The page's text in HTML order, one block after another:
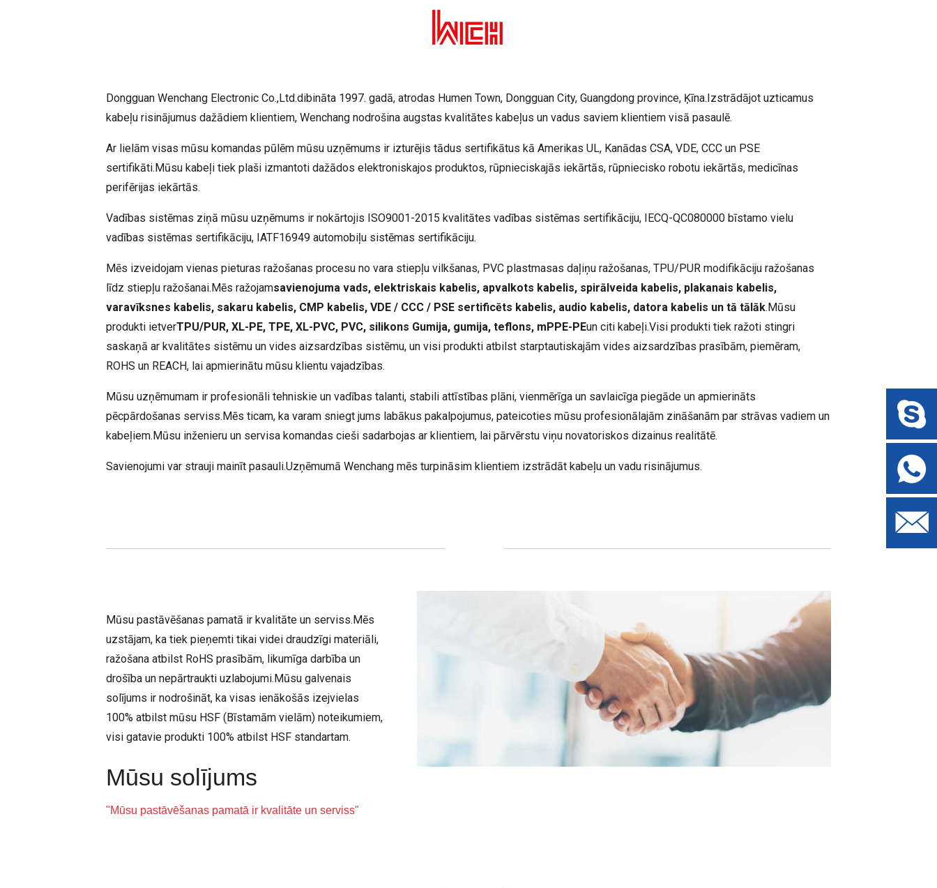
Dongguan Wenchang Electronic Co.,Ltd.dibināta 1997. gadā, atrodas Humen Town, Dongguan City, Guangdong province, Ķīna.Izstrādājot uzticamus
kabeļu risinājumus dažādiem klientiem, Wenchang nodrošina augstas kvalitātes kabeļus un vadus saviem klientiem visā pasaulē.
Ar lielām visas mūsu komandas pūlēm mūsu uzņēmums ir izturējis tādus sertifikātus kā Amerikas UL, Kanādas CSA, VDE, CCC un PSE
sertifikāti.Mūsu kabeļi tiek plaši izmantoti dažādos elektroniskajos produktos, rūpnieciskajās iekārtās, rūpniecisko robotu iekārtās, medicīnas
perifērijas iekārtās.
Vadības sistēmas ziņā mūsu uzņēmums ir nokārtojis ISO9001-2015 kvalitātes vadības sistēmas sertifikāciju, IECQ-QC080000 bīstamo vielu
vadības sistēmas sertifikāciju, IATF16949 automobiļu sistēmas sertifikāciju.
Mēs izveidojam vienas pieturas ražošanas procesu no vara stiepļu vilkšanas, PVC plastmasas daļiņu ražošanas, TPU/PUR modifikāciju ražošanas
līdz stiepļu ražošanai.Mēs ražojamsavienojuma vads, elektriskais kabelis, apvalkots kabelis, spirālveida kabelis, plakanais kabelis,
varavīksnes kabelis, sakaru kabelis, CMP kabelis, VDE / CCC / PSE sertificēts kabelis, audio kabelis, datora kabelis un tā tālāk.Mūsu
produkti ietverTPU/PUR, XL-PE, TPE, XL-PVC, PVC, silikons Gumija, gumija, teflons, mPPE-PEun citi kabeļi.Visi produkti tiek ražoti stingri
saskaņā ar kvalitātes sistēmu un vides aizsardzības sistēmu, un visi produkti atbilst starptautiskajām vides aizsardzības prasībām, piemēram,
ROHS un REACH, lai apmierinātu mūsu klientu vajadzības.
Mūsu uzņēmumam ir profesionāli tehniskie un vadības talanti, stabili attīstības plāni, vienmērīga un savlaicīga piegāde un apmierināts
pēcpārdošanas serviss.Mēs ticam, ka varam sniegt jums labākus pakalpojumus, pateicoties mūsu profesionālajām zināšanām par strāvas vadiem un
kabeļiem.Mūsu inženieru un servisa komandas cieši sadarbojas ar klientiem, lai pārvērstu viņu novatoriskos dizainus realitātē.
Savienojumi var strauji mainīt pasauli.Uzņēmumā Wenchang mēs turpināsim klientiem izstrādāt kabeļu un vadu risinājumus.
Mūsu pastāvēšanas pamatā ir kvalitāte un serviss.Mēs
uzstājam, ka tiek pieņemti tikai videi draudzīgi materiāli,
ražošana atbilst RoHS prasībām, likumīga darbība un
drošība un nepārtraukti uzlabojumi.Mūsu galvenais
solījums ir nodrošināt, ka visas ienākošās izejvielas
100% atbilst mūsu HSF (Bīstamām vielām) noteikumiem,
visi gatavie produkti 100% atbilst HSF standartam.
Mūsu solījums
"Mūsu pastāvēšanas pamatā ir kvalitāte un serviss"